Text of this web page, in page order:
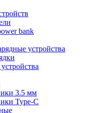
bank
устройства
3.5 мм
Type-C